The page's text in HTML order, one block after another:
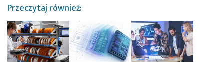
Przeczytaj również: